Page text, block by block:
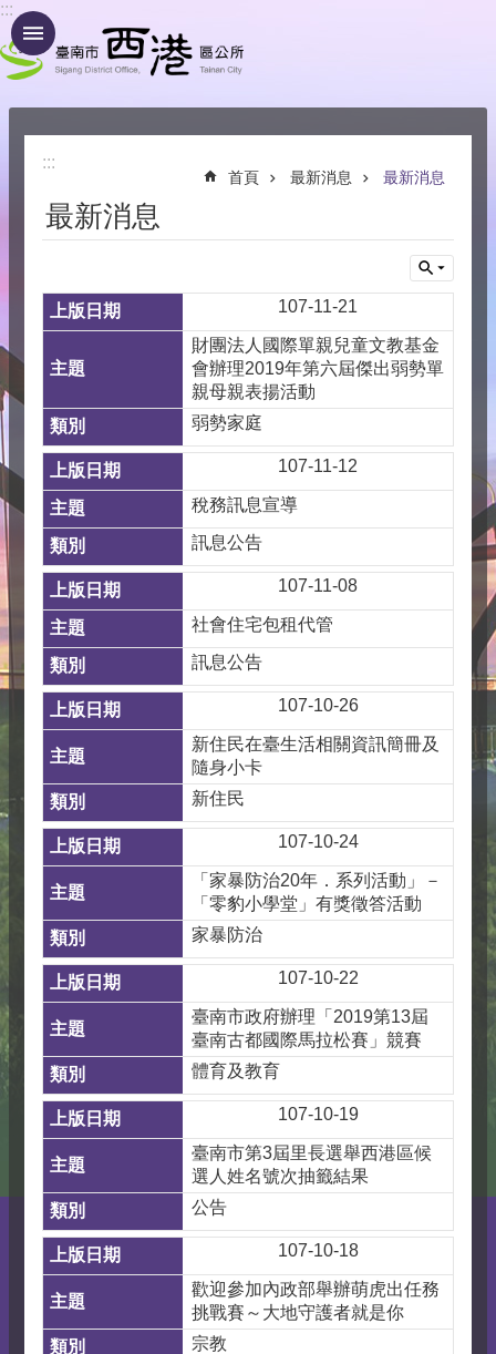
跳到主要內容區塊
:::
:::
首頁 最新消息 最新消息
最新消息
107-11-21
財團法人國際單親兒童文教基金
會辦理2019年第六屆傑出弱勢單
親母親表揚活動
弱勢家庭
107-11-12
稅務訊息宣導
訊息公告
107-11-08
社會住宅包租代管
訊息公告
107-10-26
新住民在臺生活相關資訊簡冊及
隨身小卡
新住民
107-10-24
「家暴防治20年．系列活動」－
「零豹小學堂」有獎徵答活動
家暴防治
107-10-22
臺南市政府辦理「2019第13屆
臺南古都國際馬拉松賽」競賽
體育及教育
107-10-19
臺南市第3屆里長選舉西港區候
選人姓名號次抽籤結果
公告
107-10-18
歡迎參加內政部舉辦萌虎出任務
挑戰賽～大地守護者就是你
宗教